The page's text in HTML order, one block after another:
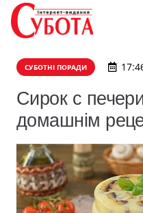
СУБОТНІ ПОРАДИ
Сирок с
домашнім